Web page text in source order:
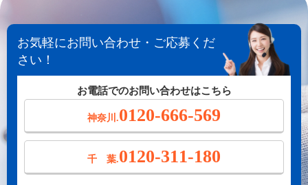
お気軽にお問い合わせ・ご応募くだ
さい！
お電話でのお問い合わせはこちら
神奈川.0120-666-569
千 葉.0120-311-180